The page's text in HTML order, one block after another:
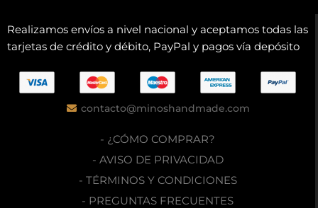
Realizamos envíos a nivel nacional y aceptamos todas las
tarjetas de crédito y débito, PayPal y pagos vía depósito
contacto@minoshandmade.com
- ¿CÓMO COMPRAR?
- AVISO DE PRIVACIDAD
- TÉRMINOS Y CONDICIONES
- PREGUNTAS FRECUENTES